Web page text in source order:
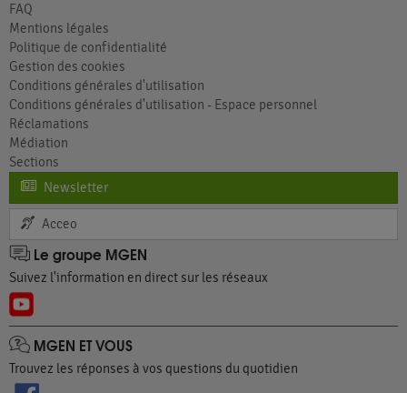
FAQ
Mentions légales
Politique de confidentialité
Gestion des cookies
Conditions générales d'utilisation
Conditions générales d'utilisation - Espace personnel
Réclamations
Médiation
Sections
Newsletter
Acceo
Le groupe MGEN
Suivez l'information en direct sur les réseaux
MGEN ET VOUS
Trouvez les réponses à vos questions du quotidien